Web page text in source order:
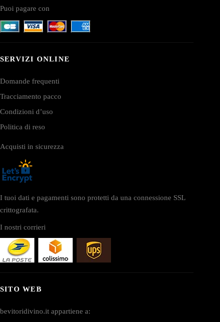
Puoi pagare con
SERVIZI ONLINE
Domande frequenti
Tracciamento pacco
Condizioni d’uso
Politica di reso
Acquisti in sicurezza
I tuoi dati e pagamenti sono protetti da una connessione SSL
crittografata.
I nostri corrieri
SITO WEB
bevitoridivino.it appartiene a: